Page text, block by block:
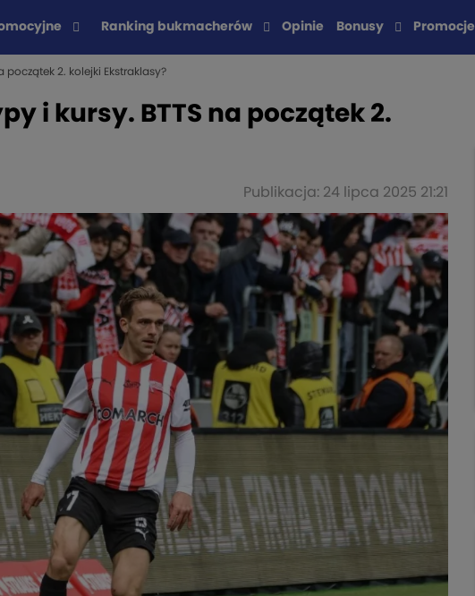
Ranking bukmacherów Opinie Bonusy Promocje
początek 2. kolejki Ekstraklasy?
i kursy. BTTS na początek 2.
Publikacja: 24 lipca 2025 21:21